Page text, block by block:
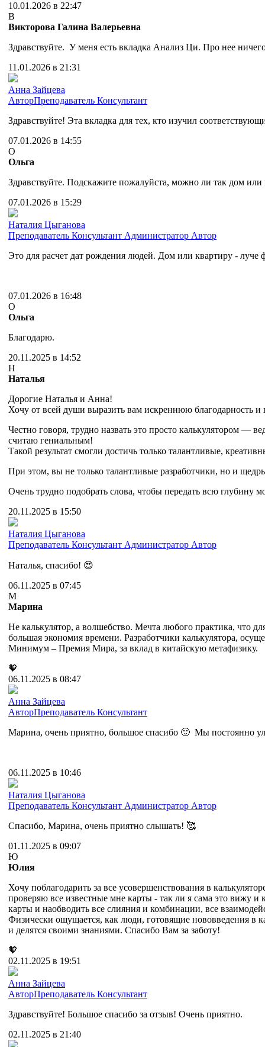
10.01.2026 в 22:47
В
Викторова Галина Валерьевна
Здравствуйте. У меня есть вкладка Анализ Ци. Про нее
11.01.2026 в 21:31
Анна Зайцева
АвторПреподаватель Консультант
Здравствуйте! Эта вкладка для тех, кто изучил
07.01.2026 в 14:55
О
Ольга
Здравствуйте. Подскажите пожалуйста, можно ли так дом или
07.01.2026 в 15:29
Наталия Цыганова
Преподаватель Консультант Администратор Автор
Это для расчет дат рождения людей. Дом или квартиру - луче
07.01.2026 в 16:48
О
Ольга
Благодарю.
20.11.2025 в 14:52
Н
Наталья
Дорогие Наталья и Анна!
Хочу от всей души выразить вам искреннюю благодарность и
Честно говоря, трудно назвать это просто калькулятором
считаю гениальным!
Такой результат смогли достичь только талантливые,
При этом, вы не только талантливые разработчики, но и
Очень трудно подобрать слова, чтобы передать всю глубину
20.11.2025 в 15:50
Наталия Цыганова
Преподаватель Консультант Администратор Автор
Наталья, спасибо! 😍
06.11.2025 в 07:45
М
Марина
Не калькулятор, а волшебство. Мечта любого практика, что
большая экономия времени. Разработчики калькулятора,
Минимум – Премия Мира, за вклад в китайскую метафизику.
🧡
06.11.2025 в 08:47
Анна Зайцева
АвторПреподаватель Консультант
Марина, очень приятно, большое спасибо 🙂 Мы постоянно
06.11.2025 в 10:46
Наталия Цыганова
Преподаватель Консультант Администратор Автор
Спасибо, Марина, очень приятно слышать! 🥰
01.11.2025 в 09:07
Ю
Юлия
Хочу поблагодарить за все усовершенствования в
проверяю все известные мне карты - так ли я сама это вижу
карты и наобводить все слияния и комбинации, все
Физически ощущается, как люди, готовящие нововведения в
и делятся своими знаниями. Спасибо Вам за заботу!
🧡
02.11.2025 в 19:51
Анна Зайцева
АвторПреподаватель Консультант
Здравствуйте! Большое спасибо за отзыв! Очень приятно.
02.11.2025 в 21:40